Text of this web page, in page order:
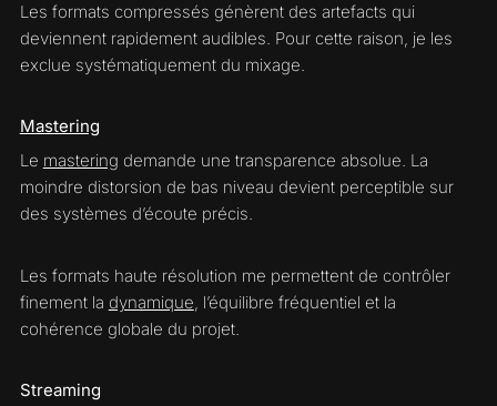
Les formats compressés génèrent des artefacts qui
deviennent rapidement audibles. Pour cette raison, je les
exclue systématiquement du mixage.
Mastering
Le mastering demande une transparence absolue. La
moindre distorsion de bas niveau devient perceptible sur
des systèmes d’écoute précis.
Les formats haute résolution me permettent de contrôler
finement la dynamique, l’équilibre fréquentiel et la
cohérence globale du projet.
Streaming